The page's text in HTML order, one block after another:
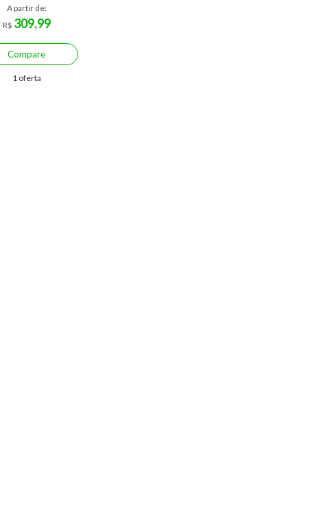
A partir de:
R$ 309,99
Compare
1 oferta